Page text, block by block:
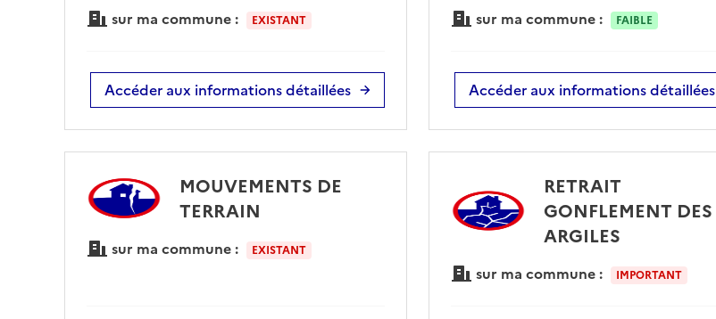
sur ma commune : EXISTANT
Accéder aux informations détaillées
sur ma commune : FAIBLE
Accéder aux informations détaillées
MOUVEMENTS DE
TERRAIN
sur ma commune : EXISTANT
RETRAIT
GONFLEMENT DES
ARGILES
sur ma commune : IMPORTANT